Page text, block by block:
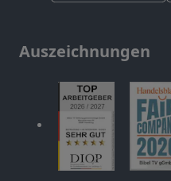
Auszeichnungen